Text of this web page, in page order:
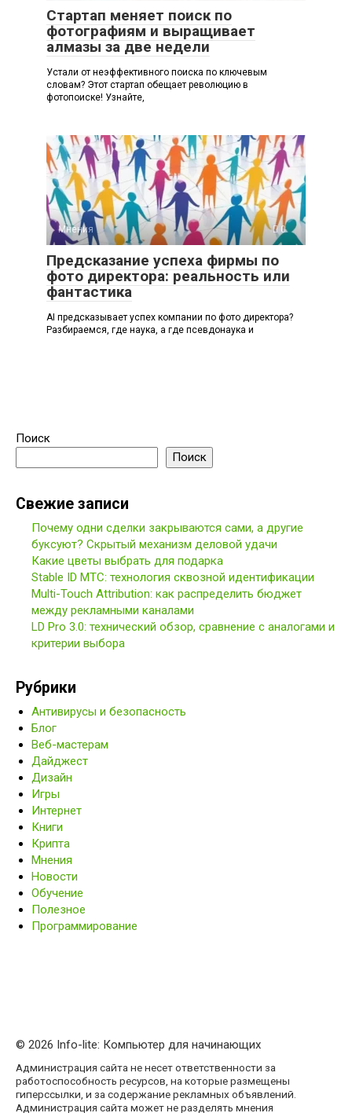
Стартап меняет поиск по
фотографиям и выращивает
алмазы за две недели
Устали от неэффективного поиска по ключевым
словам? Этот стартап обещает революцию в
фотопоиске! Узнайте,
Мнения 0
Предсказание успеха фирмы по
фото директора: реальность или
фантастика
AI предсказывает успех компании по фото директора?
Разбираемся, где наука, а где псевдонаука и
Поиск
Поиск
Свежие записи
Почему одни сделки закрываются сами, а другие
буксуют? Скрытый механизм деловой удачи
Какие цветы выбрать для подарка
Stable ID МТС: технология сквозной идентификации
Multi-Touch Attribution: как распределить бюджет
между рекламными каналами
LD Pro 3.0: технический обзор, сравнение с аналогами и
критерии выбора
Рубрики
Антивирусы и безопасность
Блог
Веб-мастерам
Дайджест
Дизайн
Игры
Интернет
Книги
Крипта
Мнения
Новости
Обучение
Полезное
Программирование
© 2026 Info-lite: Компьютер для начинающих
Администрация сайта не несет ответственности за
работоспособность ресурсов, на которые размещены
гиперссылки, и за содержание рекламных объявлений.
Администрация сайта может не разделять мнения